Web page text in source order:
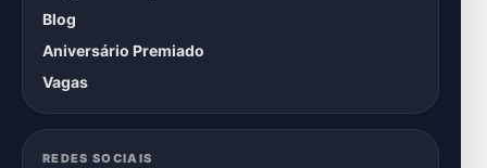
Blog
Aniversário Premiado
Vagas
REDES SOCIAIS